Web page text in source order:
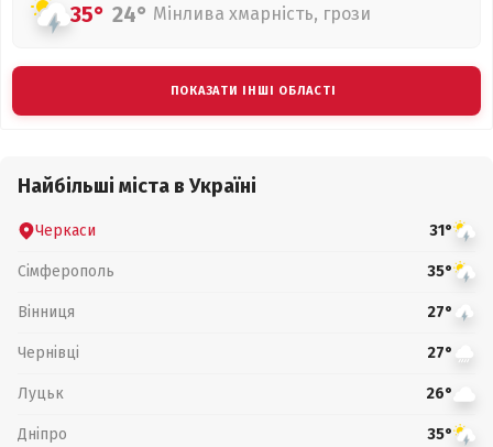
35° 24° Мінлива хмарність, грози
ПОКАЗАТИ ІНШІ ОБЛАСТІ
Найбільші міста в Україні
Черкаси 31°
Сімферополь 35°
Вінниця 27°
Чернівці 27°
Луцьк 26°
Дніпро 35°